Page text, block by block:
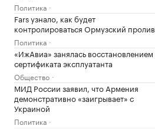
Политика
Fars узнало, как будет
контролироваться Ормузский пролив
Политика
«ИжАвиа» занялась восстановлением
сертификата эксплуатанта
Общество
МИД России заявил, что Армения
демонстративно «заигрывает» с
Украиной
Политика